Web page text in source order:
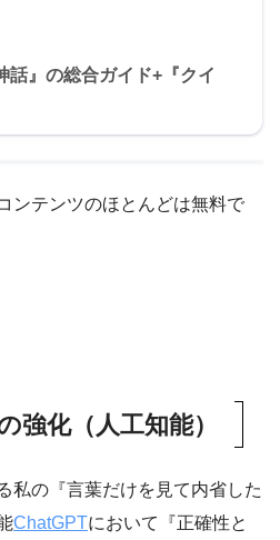
話』の総合ガイド+『クイ
ンテンツのほとんどは無料で
強化（人工知能）
私の『言葉だけを見て内省した
ChatGPTにおいて『正確性と